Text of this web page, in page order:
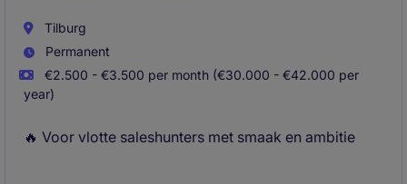
Tilburg
Permanent
€2.500 - €3.500 per month (€30.000 - €42.000 per
year)
🔥 Voor vlotte saleshunters met smaak en ambitie